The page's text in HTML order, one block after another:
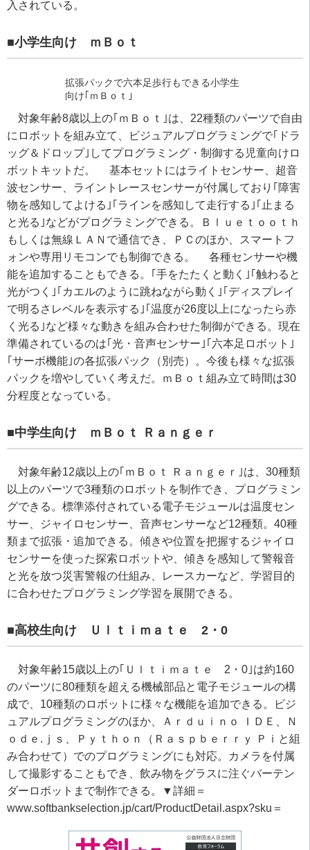
入されている。
■小学生向け ｍＢｏｔ
拡張パックで六本足歩行もできる小学生
向け｢ｍＢｏｔ｣
対象年齢8歳以上の｢ｍＢｏｔ｣は、22種類のパーツで自由
にロボットを組み立て、ビジュアルプログラミングで｢ドラ
ッグ＆ドロップ｣してプログラミング・制御する児童向けロ
ボットキットだ。 基本セットにはライトセンサー、超音
波センサー、ライントレースセンサーが付属しており｢障害
物を感知してよける｣｢ラインを感知して走行する｣｢止まる
と光る｣などがプログラミングできる。Ｂｌｕｅｔｏｏｔｈ
もしくは無線ＬＡＮで通信でき、ＰＣのほか、スマートフ
ォンや専用リモコンでも制御できる。 各種センサーや機
能を追加することもできる。｢手をたたくと動く｣｢触わると
光がつく｣｢カエルのように跳ねながら動く｣｢ディスプレイ
で明るさレベルを表示する｣｢温度が26度以上になったら赤
く光る｣など様々な動きを組み合わせた制御ができる。現在
準備されているのは｢光・音声センサー｣｢六本足ロボット｣
｢サーボ機能｣の各拡張パック（別売）。今後も様々な拡張
パックを増やしていく考えだ。ｍＢｏｔ組み立て時間は30
分程度となっている。
■中学生向け ｍＢｏｔ Ｒａｎｇｅｒ
対象年齢12歳以上の｢ｍＢｏｔ Ｒａｎｇｅｒ｣は、30種類
以上のパーツで3種類のロボットを制作でき、プログラミン
グできる。標準添付されている電子モジュールは温度セン
サー、ジャイロセンサー、音声センサーなど12種類。40種
類まで拡張・追加できる。傾きや位置を把握するジャイロ
センサーを使った探索ロボットや、傾きを感知して警報音
と光を放つ災害警報の仕組み、レースカーなど、学習目的
に合わせたプログラミング学習を展開できる。
■高校生向け Ｕｌｔｉｍａｔｅ 2・0
対象年齢15歳以上の｢Ｕｌｔｉｍａｔｅ 2・0｣は約160
のパーツに80種類を超える機械部品と電子モジュールの構
成で、10種類のロボットに様々な機能を追加できる。ビジ
ュアルプログラミングのほか、Ａｒｄｕｉｎｏ ＩＤＥ、Ｎ
ｏｄｅ.ｊｓ、Ｐｙｔｈｏｎ（Ｒａｓｐｂｅｒｒｙ Ｐｉと組
み合わせて）でのプログラミングにも対応。カメラを付属
して撮影することもでき、飲み物をグラスに注ぐバーテン
ダーロボットまで制作できる。▼詳細＝
www.softbankselection.jp/cart/ProductDetail.aspx?sku＝